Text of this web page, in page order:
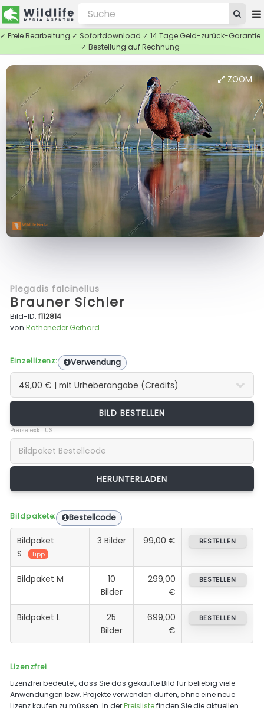
✓ Freie Bearbeitung ✓ Sofortdownload ✓ 14 Tage Geld-zurück-Garantie
✓ Bestellung auf Rechnung
ZOOM
Plegadis falcinellus
Brauner Sichler
Bild-ID:f112814
vonRotheneder Gerhard
Einzellizenz: Verwendung
BILD BESTELLEN
Preise exkl. USt.
Bildpakete: Bestellcode
Bildpaket
S
Tipp
3 Bilder 99,00 € BESTELLEN
Bildpaket M
10
Bilder
299,00
€
BESTELLEN
Bildpaket L
25
Bilder
699,00
€
BESTELLEN
Lizenzfrei
Lizenzfrei bedeutet, dass Sie das gekaufte Bild für beliebig viele
Anwendungen bzw. Projekte verwenden dürfen, ohne eine neue
Lizenz kaufen zu müssen. In derPreislistefinden Sie die aktuellen